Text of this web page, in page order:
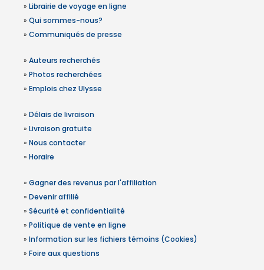
» Librairie de voyage en ligne
» Qui sommes-nous?
» Communiqués de presse
» Auteurs recherchés
» Photos recherchées
» Emplois chez Ulysse
» Délais de livraison
» Livraison gratuite
» Nous contacter
» Horaire
» Gagner des revenus par l'affiliation
» Devenir affilié
» Sécurité et confidentialité
» Politique de vente en ligne
» Information sur les fichiers témoins (Cookies)
» Foire aux questions